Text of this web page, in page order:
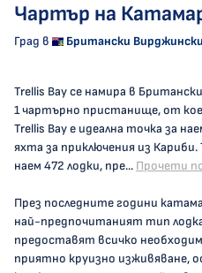
Чартър на
Град в Британски
Trellis Bay се намира в
1 чартърно пристанище, от
Trellis Bay е идеална точка за
яхта за приключения из
наем 472 лодки, пре... Прочети
През последните години
най-предпочитаният тип
предоставят всичко
приятно круизно изживяване,